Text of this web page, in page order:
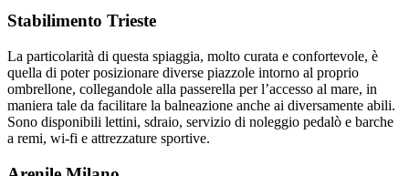
Stabilimento Trieste
La particolarità di questa spiaggia, molto curata e confortevole, è
quella di poter posizionare diverse piazzole intorno al proprio
ombrellone, collegandole alla passerella per l’accesso al mare, in
maniera tale da facilitare la balneazione anche ai diversamente abili.
Sono disponibili lettini, sdraio, servizio di noleggio pedalò e barche
a remi, wi-fi e attrezzature sportive.